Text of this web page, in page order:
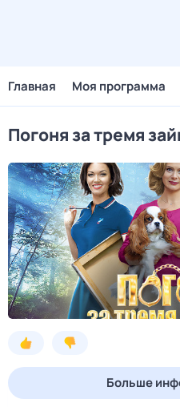
Главная Моя программа
Погоня за тремя
Больше